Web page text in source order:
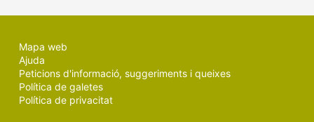
Mapa web
Ajuda
Peticions d'informació, suggeriments i queixes
Política de galetes
Política de privacitat